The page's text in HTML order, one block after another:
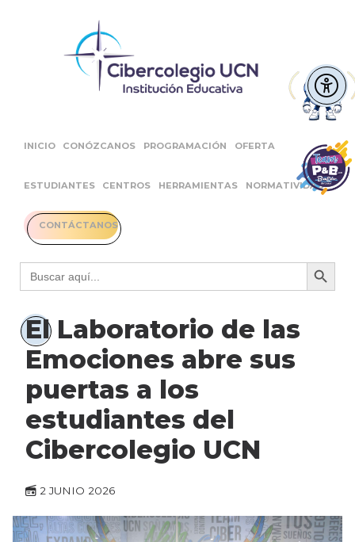
INICIO CONÓZCANOS PROGRAMACIÓN OFERTA
ESTUDIANTES CENTROS HERRAMIENTAS NORMATIVIDAD
CONTÁCTANOS
Buscar: Botón
El Laboratorio de las
Emociones abre sus
puertas a los
estudiantes del
Cibercolegio UCN
2 JUNIO 2026